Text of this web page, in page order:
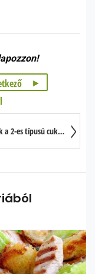
Megesszük a 2-es típusú cukorbetegséget